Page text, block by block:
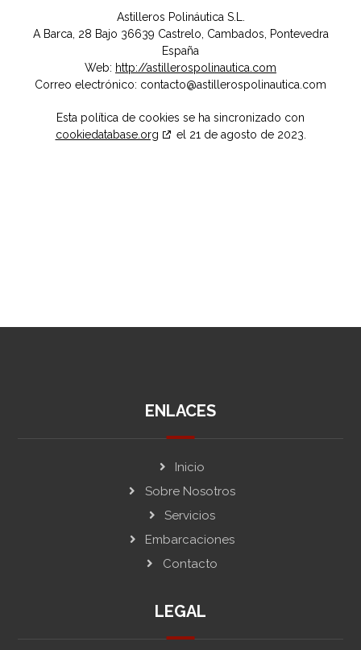
Astilleros Polináutica S.L.
A Barca, 28 Bajo 36639 Castrelo, Cambados, Pontevedra
España
Web: http://astillerospolinautica.com
Correo electrónico: contacto@astillerospolinautica.com
Esta política de cookies se ha sincronizado con
cookiedatabase.org
el 21 de agosto de 2023.
ENLACES
Inicio
Sobre Nosotros
Servicios
Embarcaciones
Contacto
LEGAL